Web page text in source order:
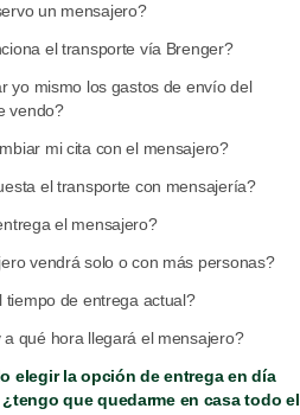
un mensajero?
el transporte vía Brenger?
yo mismo los gastos de envío del
vendo?
mi cita con el mensajero?
el transporte con mensajería?
el mensajero?
vendrá solo o con más personas?
tiempo de entrega actual?
a qué hora llegará el mensajero?
elegir la opción de entrega en día
que quedarme en casa todo el